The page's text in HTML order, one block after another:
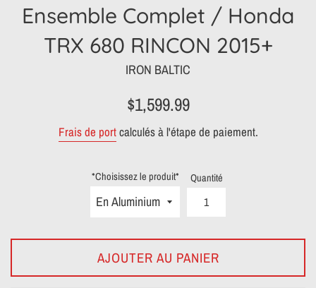
Ensemble Complet / Honda
TRX 680 RINCON 2015+
IRON BALTIC
Prix
régulier
$1,599.99
Frais de portcalculés à l'étape de paiement.
*Choisissez le produit* Quantité
AJOUTER AU PANIER